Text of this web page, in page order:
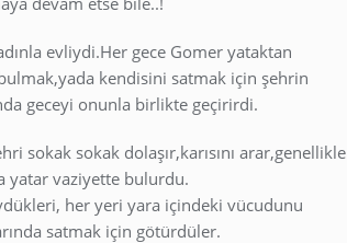
evliydi.Her gece Gomer yataktan
kendisini satmak için şehrin
geceyi onunla birlikte geçirirdi.
sokak sokak dolaşır,karısını arar,genellikle
yatar vaziyette bulurdu.
her yeri yara içindeki vücudunu
satmak için götürdüler.